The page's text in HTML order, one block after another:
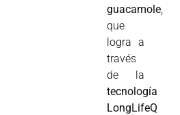
guacamole,
que
logra a
través
de la
tecnología
LongLifeQ